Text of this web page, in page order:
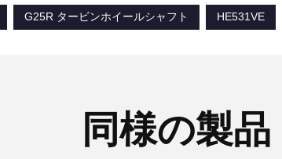
G25R タービンホイールシャフト HE531VE
同様の製品